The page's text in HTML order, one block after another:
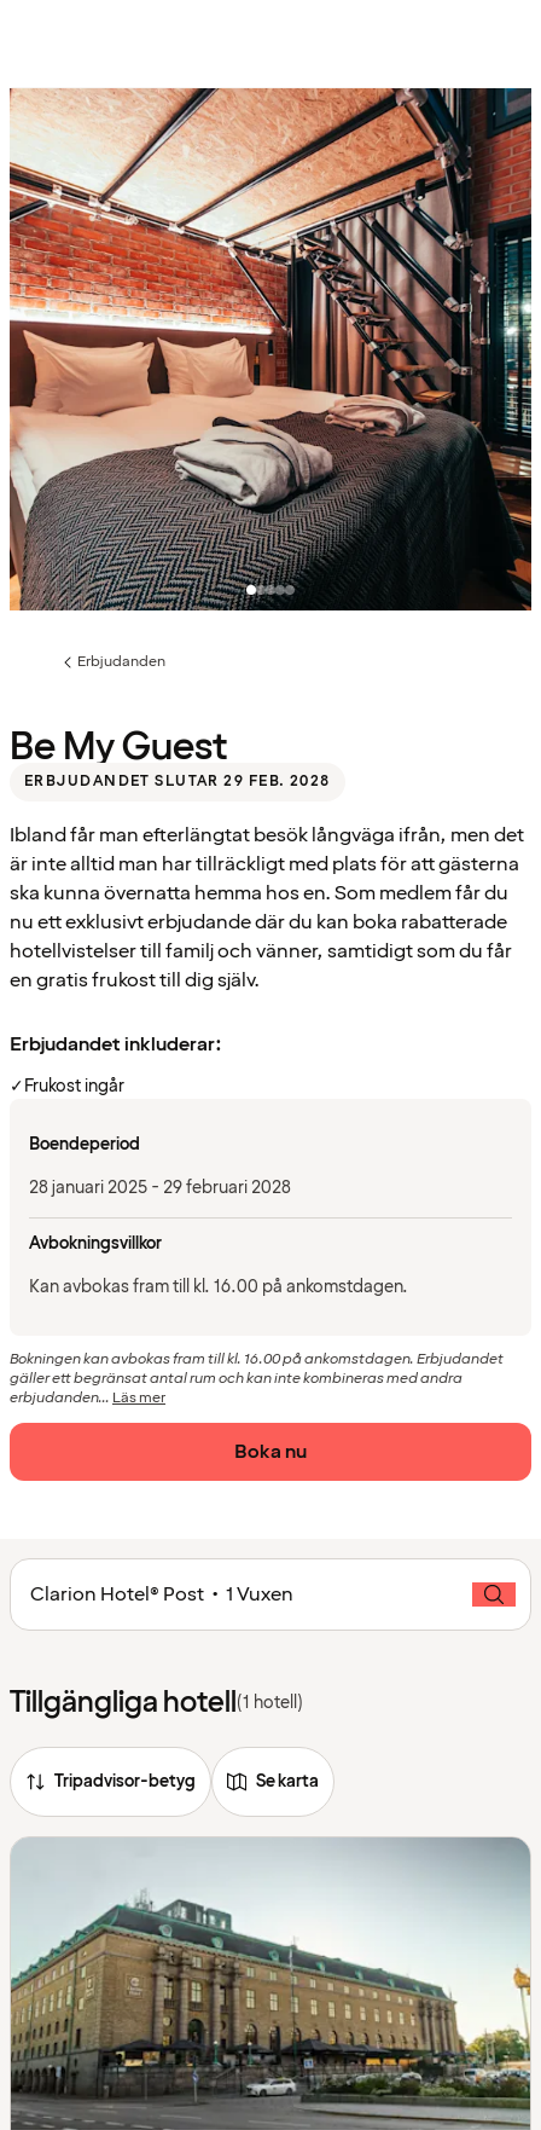
Föregående
Erbjudanden
Be My Guest
ERBJUDANDET SLUTAR 29 FEB. 2028
Ibland får man efterlängtat besök långväga ifrån, men det
är inte alltid man har tillräckligt med plats för att gästerna
ska kunna övernatta hemma hos en. Som medlem får du
nu ett exklusivt erbjudande där du kan boka rabatterade
hotellvistelser till familj och vänner, samtidigt som du får
en gratis frukost till dig själv.
Erbjudandet inkluderar:
✓Frukost ingår
Boendeperiod
28 januari 2025 - 29 februari 2028
Avbokningsvillkor
Kan avbokas fram till kl. 16.00 på ankomstdagen.
Bokningen kan avbokas fram till kl. 16.00 på ankomstdagen. Erbjudandet
gäller ett begränsat antal rum och kan inte kombineras med andra
erbjudanden... Läs mer
Boka nu
Clarion Hotel® Post • 1 Vuxen
Tillgängliga hotell(1 hotell)
Tripadvisor-betyg Se karta